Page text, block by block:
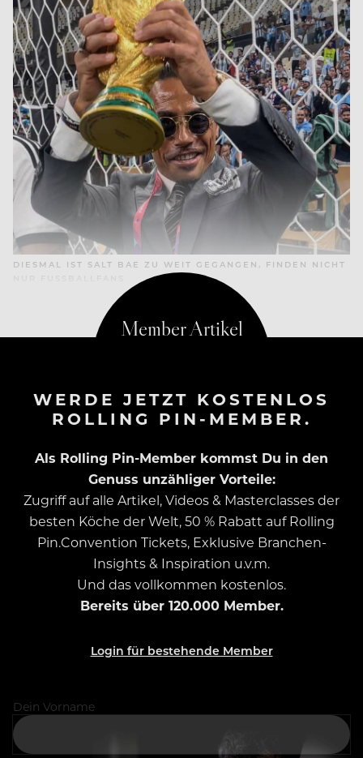
DIESMAL IST SALT BAE ZU WEIT GEGANGEN, FINDEN NICHT
WERDE JETZT KOSTENLOS
ROLLING PIN-MEMBER.
Als Rolling Pin-Member kommst Du in den
Genuss unzähliger Vorteile:
Zugriff auf alle Artikel, Videos & Masterclasses der
besten Köche der Welt, 50 % Rabatt auf Rolling
Pin.Convention Tickets, Exklusive Branchen-
Insights & Inspiration u.v.m.
Und das vollkommen kostenlos.
Bereits über 120.000 Member.
Login für bestehende Member
Dein Vorname